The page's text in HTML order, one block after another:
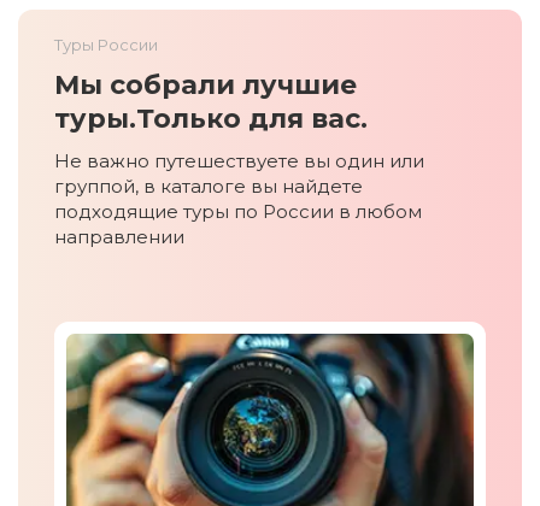
Туры России
Мы собрали лучшие
туры.Только для вас.
Не важно путешествуете вы один или
группой, в каталоге вы найдете
подходящие туры по России в любом
направлении